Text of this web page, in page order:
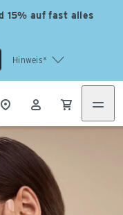
15% auf fast alles
Hinweis*